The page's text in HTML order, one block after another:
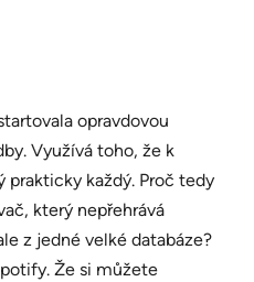
opravdovou
Využívá toho, že k
prakticky každý. Proč tedy
který nepřehrává
z jedné velké databáze?
Že si můžete